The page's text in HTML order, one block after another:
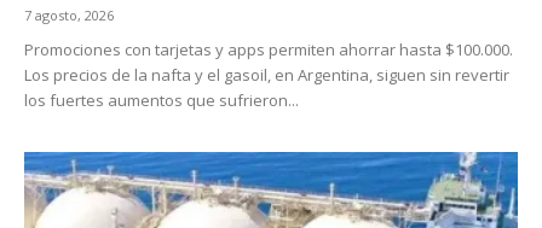
7 agosto, 2026
Promociones con tarjetas y apps permiten ahorrar hasta $100.000.
Los precios de la nafta y el gasoil, en Argentina, siguen sin revertir
los fuertes aumentos que sufrieron...